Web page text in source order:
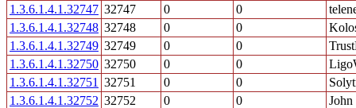
1.3.6.1.4.1.32747 32747 0 0
1.3.6.1.4.1.32748 32748 0 0
1.3.6.1.4.1.32749 32749 0 0
1.3.6.1.4.1.32750 32750 0 0
1.3.6.1.4.1.32751 32751 0 0
1.3.6.1.4.1.32752 32752 0 0